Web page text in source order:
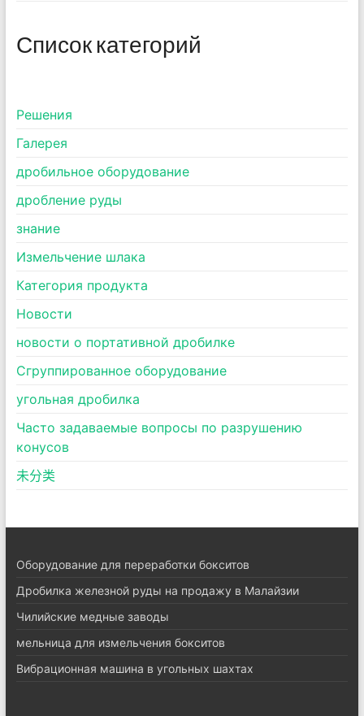
Список категорий
Pешения
Галерея
дробильное оборудование
дробление руды
знание
Измельчение шлака
Категория продукта
Новости
новости о портативной дробилке
Сгруппированное оборудование
угольная дробилка
Часто задаваемые вопросы по разрушению
конусов
未分类
Оборудование для переработки бокситов
Дробилка железной руды на продажу в Малайзии
Чилийские медные заводы
мельница для измельчения бокситов
Вибрационная машина в угольных шахтах